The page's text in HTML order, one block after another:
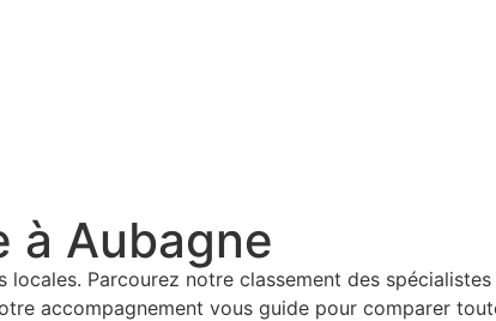
à Aubagne
locales. Parcourez notre classement des
accompagnement vous guide pour comparer